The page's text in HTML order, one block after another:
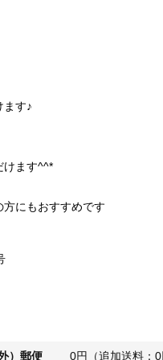
ます♪
けます^^*
にもおすすめです
）郵便 0円 （追加送料 ： 0